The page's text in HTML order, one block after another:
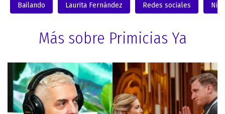
Bailando Laurita Fernández Redes sociales
Más sobre Primicias Ya